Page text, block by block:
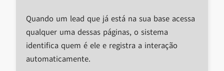
Quando um lead que já está na sua base acessa
qualquer uma dessas páginas, o sistema
identifica quem é ele e registra a interação
automaticamente.